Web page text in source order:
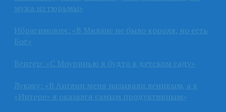
мужа из тюрьмы»
Ибрагимович: «В Милане не было короля, но есть
Бог»
Венгер: «С Моуринью я будто в детском саду»
Лукаку: «В Англии меня называли ленивым, а в
«Интере» я оказался самым продуктивным»